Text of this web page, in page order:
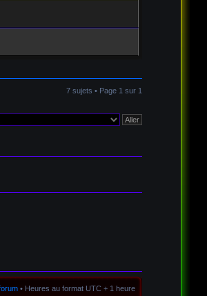
7 sujets • Page 1 sur 1
• Heures au format UTC + 1 heure